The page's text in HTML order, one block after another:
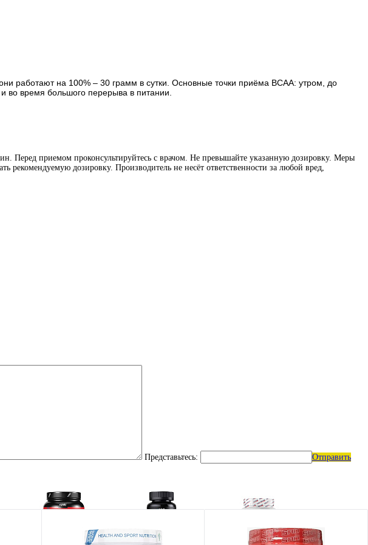
работают на 100% – 30 грамм в сутки. Основные точки приёма BCAA: утром, до
во время большого перерыва в питании.
Перед приемом проконсультируйтесь с врачом. Не превышайте указанную дозировку. Меры
рекомендуемую дозировку. Производитель не несёт ответственности за любой вред,
Представьтесь:
Отправить